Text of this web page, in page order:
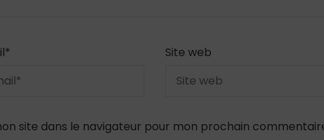
* Site web
site dans le navigateur pour mon prochain